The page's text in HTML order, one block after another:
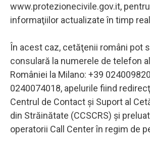
www.protezionecivile.gov.it,
informaţiilor actualizate în timp
În acest caz, cetăţenii români pot
consulară la numerele de telefon
României la Milano: +39
0240074018, apelurile fiind
Centrul de Contact şi Suport al
din Străinătate (CCSCRS) şi
operatorii Call Center în regim de